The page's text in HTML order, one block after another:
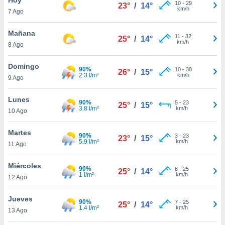
en
más
nuestra
de
cookies
aceptar
7 Ago
23° / 14° 10- 29
km/h
Mañana
8 Ago
25° / 14° 11 - 32
km/h
Domingo
9 Ago
90%
2.3 l/m²
26° / 15° 10- 30
km/h
Lunes
10 Ago
90%
3.8 l/m²
25° / 15° 5- 23
km/h
Martes
11 Ago
90%
5.9 l/m²
23° / 15° 3- 23
km/h
Miércoles
12 Ago
90%
1 l/m²
25° / 14° 8- 25
km/h
Jueves
13 Ago
90%
1.4 l/m²
25° / 14° 7- 25
km/h